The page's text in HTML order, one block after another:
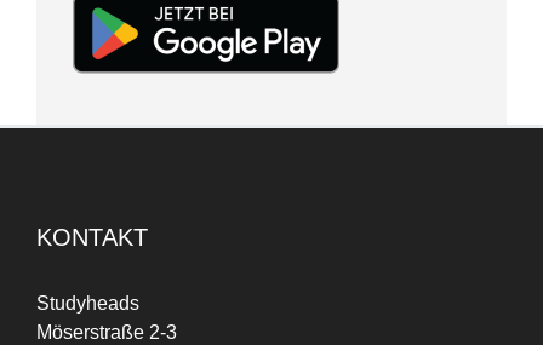
KONTAKT
Studyheads
Möserstraße 2-3